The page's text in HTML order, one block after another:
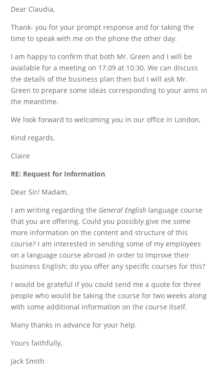
Dear Claudia,
Thank- you for your prompt response and for taking the
time to speak with me on the phone the other day.
I am happy to confirm that both Mr. Green and I will be
available for a meeting on 17.09 at 10:30. We can discuss
the details of the business plan then but I will ask Mr.
Green to prepare some ideas corresponding to your aims in
the meantime.
We look forward to welcoming you in our office in London,
Kind regards,
Claire
RE: Request for Information
Dear Sir/ Madam,
I am writing regarding the General English language course
that you are offering. Could you possibly give me some
more information on the content and structure of this
course? I am interested in sending some of my employees
on a language course abroad in order to improve their
business English; do you offer any specific courses for this?
I would be grateful if you could send me a quote for three
people who would be taking the course for two weeks along
with some additional information on the course itself.
Many thanks in advance for your help.
Yours faithfully,
Jack Smith